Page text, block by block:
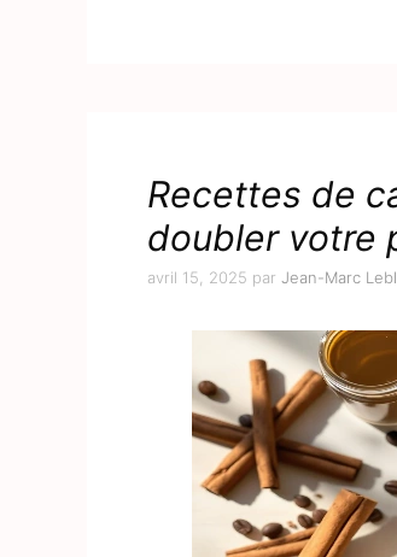
Recettes de
doubler votre
avril 15, 2025 par Jean-Marc